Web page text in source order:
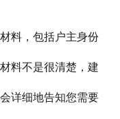
料，包括户主身份
料不是很清楚，建
详细地告知您需要